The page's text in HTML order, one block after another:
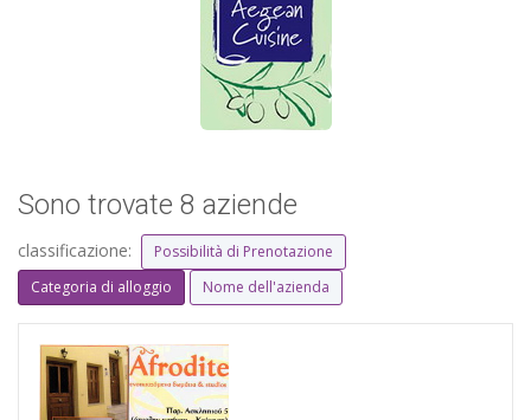
Sono trovate 8 aziende
classificazione:
Possibilità di Prenotazione
Categoria di alloggio
Nome dell'azienda